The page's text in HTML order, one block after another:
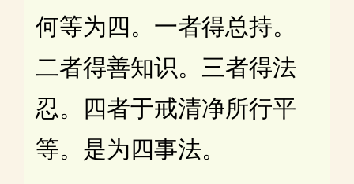
何等为四。一者得总持。
二者得善知识。三者得法
忍。四者于戒清净所行平
等。是为四事法。